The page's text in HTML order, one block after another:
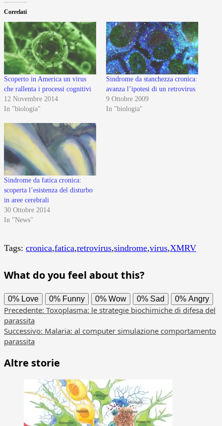
Correlati
Scoperto in America un virus
che rallenta i processi cognitivi
12 Novembre 2014
In "biologia"
Sindrome da stanchezza cronica:
avanza l’ipotesi di un retrovirus
9 Ottobre 2009
In "biologia"
Sindrome da fatica cronica:
scoperta l’esistenza del disturbo
in aree cerebrali
30 Ottobre 2014
In "News"
Tags: cronica,fatica,retrovirus,sindrome,virus,XMRV
What do you feel about this?
0% Love 0% Funny 0% Wow 0% Sad 0% Angry
Navigazione
articolo
Precedente: Toxoplasma: le strategie biochimiche di difesa del
parassita
Successivo: Malaria: al computer simulazione comportamento
parassita
Altre storie